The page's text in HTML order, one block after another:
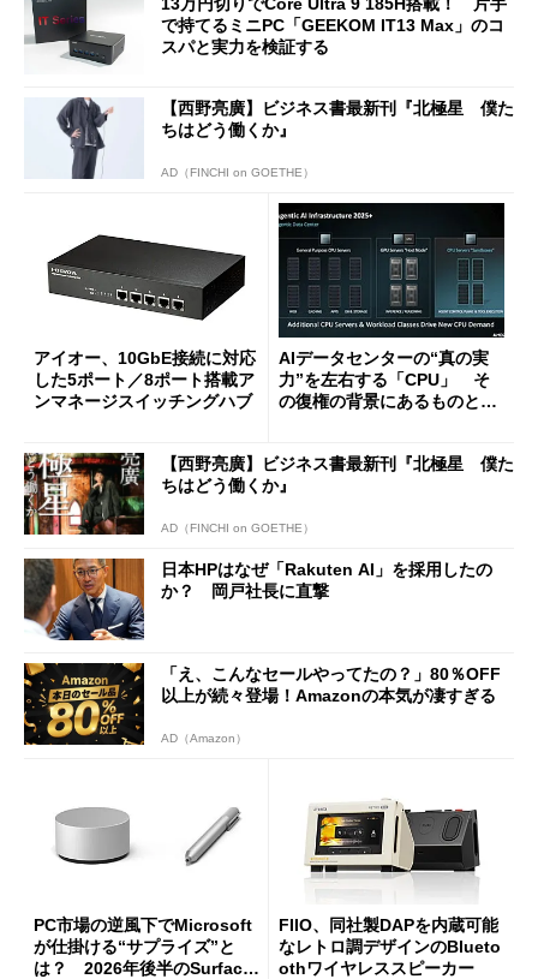
で持てるミニPC「GEEKOM IT13 Max」のコ
スパと実力を検証する
【西野亮廣】ビジネス書最新刊『北極星 僕た
ちはどう働くか』
AD（FINCHI on GOETHE）
アイオー、10GbE接続に対応
した5ポート／8ポート搭載ア
ンマネージスイッチングハブ
AIデータセンターの“真の実
力”を左右する「CPU」 そ
の復権の背景にあるものと
【西野亮廣】ビジネス書最新刊『北極星 僕た
ちはどう働くか』
AD（FINCHI on GOETHE）
日本HPはなぜ「Rakuten AI」を採用したの
か？ 岡戸社長に直撃
「え、こんなセールやってたの？」80％OFF
以上が続々登場！Amazonの本気が凄すぎる
AD（Amazon）
PC市場の逆風下でMicrosoft
が仕掛ける“サプライズ”と
は？ 2026年後半のSurface
FIIO、同社製DAPを内蔵可能
なレトロ調デザインのBlueto
othワイヤレススピーカー